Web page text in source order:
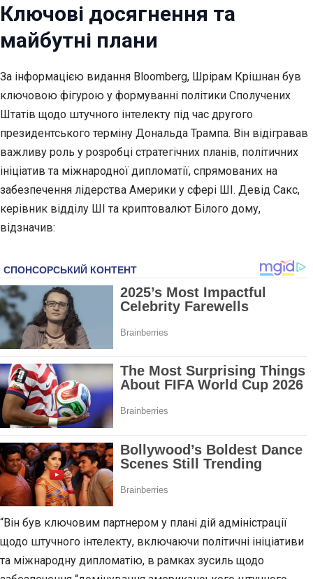
Ключові досягнення та
майбутні плани
За інформацією видання Bloomberg, Шрірам Крішнан був
ключовою фігурою у формуванні політики Сполучених
Штатів щодо штучного інтелекту під час другого
президентського терміну Дональда Трампа. Він відігравав
важливу роль у розробці стратегічних планів, політичних
ініціатив та міжнародної дипломатії, спрямованих на
забезпечення лідерства Америки у сфері ШІ. Девід Сакс,
керівник відділу ШІ та криптовалют Білого дому,
відзначив:
“Він був ключовим партнером у плані дій адміністрації
щодо штучного інтелекту, включаючи політичні ініціативи
та міжнародну дипломатію, в рамках зусиль щодо